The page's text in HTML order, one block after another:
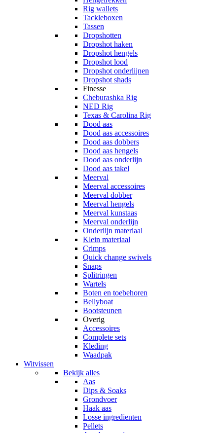
Rig wallets
Tackleboxen
Tassen
Dropshotten
Dropshot haken
Dropshot hengels
Dropshot lood
Dropshot onderlijnen
Dropshot shads
Finesse
Cheburashka Rig
NED Rig
Texas & Carolina Rig
Dood aas
Dood aas accessoires
Dood aas dobbers
Dood aas hengels
Dood aas onderlijn
Dood aas takel
Meerval
Meerval accessoires
Meerval dobber
Meerval hengels
Meerval kunstaas
Meerval onderlijn
Onderlijn materiaal
Klein materiaal
Crimps
Quick change swivels
Snaps
Splitringen
Wartels
Boten en toebehoren
Bellyboat
Bootsteunen
Overig
Accessoires
Complete sets
Kleding
Waadpak
Witvissen
Bekijk alles
Aas
Dips & Soaks
Grondvoer
Haak aas
Losse ingredienten
Pellets